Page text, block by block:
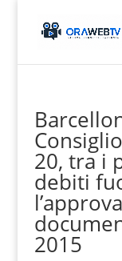
20, tra i
debiti
2015